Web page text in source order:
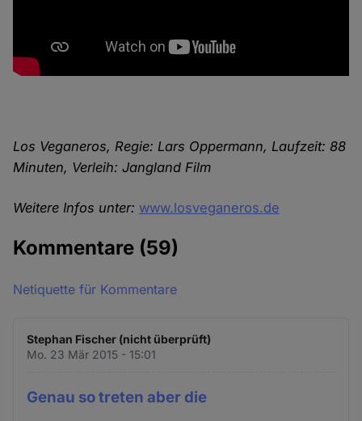
Los Veganeros, Regie: Lars Oppermann, Laufzeit: 88
Minuten, Verleih: Jangland Film
Weitere Infos unter: www.losveganeros.de
Kommentare (59)
Netiquette für Kommentare
Stephan Fischer (nicht überprüft)
Mo. 23 Mär 2015 - 15:01
Genau so treten aber die